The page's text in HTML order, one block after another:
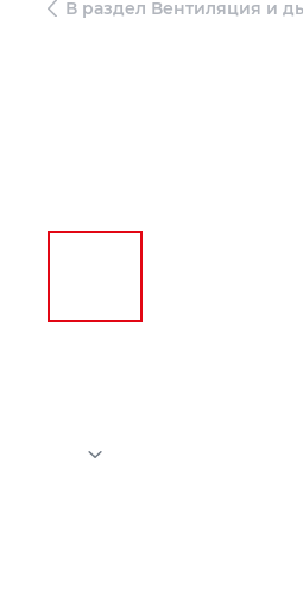
В раздел Вентиляция и